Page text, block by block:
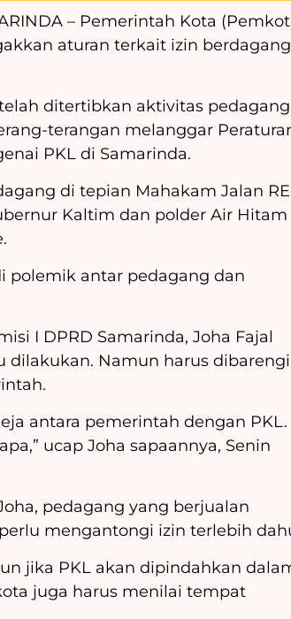
– Pemerintah Kota
aturan terkait izin
ditertibkan aktivitas pedagang
terangan melanggar
PKL di Samarinda.
di tepian Mahakam Jalan RE
Kaltim dan polder Air Hitam
polemik antar pedagang dan
I DPRD Samarinda, Joha Fajal
dilakukan. Namun harus dibarengi
antara pemerintah dengan PKL.
ucap Joha sapaannya, Senin
pedagang yang berjualan
mengantongi izin terlebih
jika PKL akan dipindahkan
juga harus menilai tempat